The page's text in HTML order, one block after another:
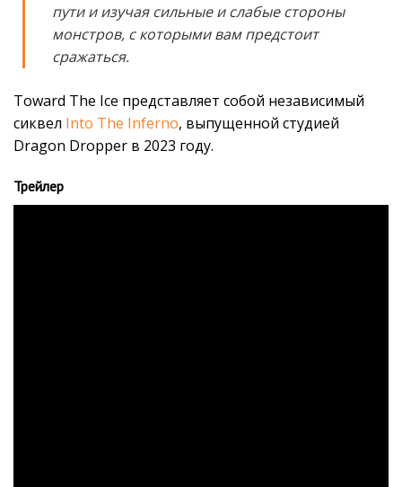
пути и изучая сильные и слабые стороны
монстров, с которыми вам предстоит
сражаться.
Toward The Ice представляет собой независимый
сиквел Into The Inferno, выпущенной студией
Dragon Dropper в 2023 году.
Трейлер